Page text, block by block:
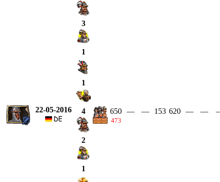
3
1
22-05-2016
1
4
2
1
650
473
— — 153 620 — —